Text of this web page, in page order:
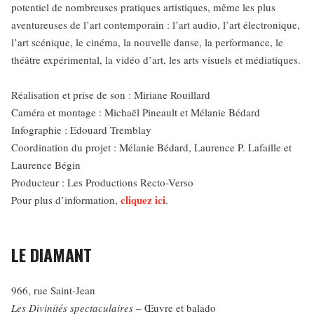
potentiel de nombreuses pratiques artistiques, même les plus
aventureuses de l’art contemporain : l’art audio, l’art électronique,
l’art scénique, le cinéma, la nouvelle danse, la performance, le
théâtre expérimental, la vidéo d’art, les arts visuels et médiatiques.
Réalisation et prise de son : Miriane Rouillard
Caméra et montage : Michaël Pineault et Mélanie Bédard
Infographie : Edouard Tremblay
Coordination du projet : Mélanie Bédard, Laurence P. Lafaille et
Laurence Bégin
Producteur : Les Productions Recto-Verso
Pour plus d’information, cliquez ici.
LE DIAMANT
966, rue Saint-Jean
Les Divinités spectaculaires – Œuvre et balado